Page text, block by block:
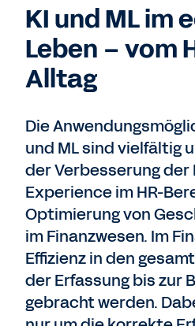
KI und ML im
Leben – vom
Alltag
Die
und ML sind vielfältig
der Verbesserung der
Experience im HR-
Optimierung von
im Finanzwesen. Im
Effizienz in den
der Erfassung bis zur
gebracht werden.